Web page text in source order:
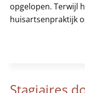
opgelopen. Terwijl
huisartsenpraktijk